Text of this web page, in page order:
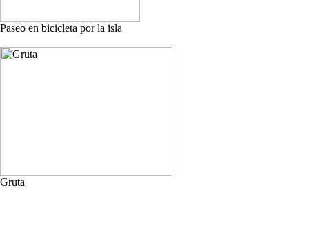
Paseo en bicicleta por la isla
Gruta